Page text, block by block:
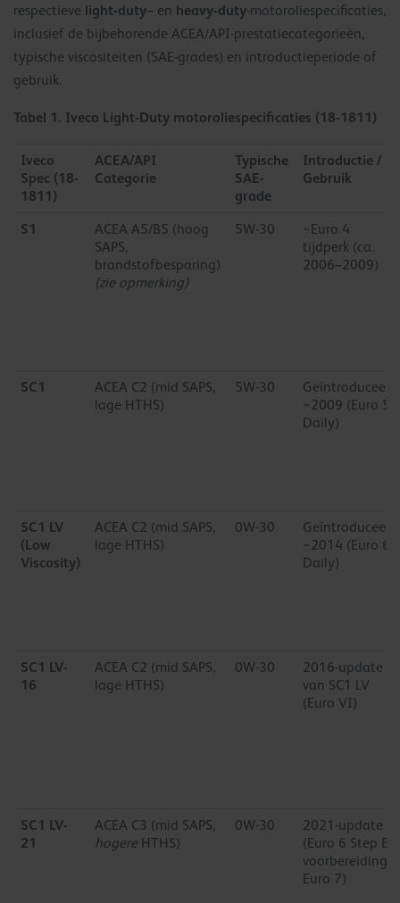
respectieve light-duty– en heavy-duty-motoroliespecificaties,
inclusief de bijbehorende ACEA/API-prestatiecategorieën,
typische viscositeiten (SAE-grades) en introductieperiode of
gebruik.
Tabel 1. Iveco Light-Duty motoroliespecificaties (18-1811)
Iveco
Spec (18-
1811)
ACEA/API
Categorie
Typische
SAE-
grade
Introductie /
Gebruik
S1
ACEA A5/B5 (hoog
SAPS,
brandstofbesparing)
(zie opmerking)
5W-30
~Euro 4
tijdperk (ca.
2006–2009)
SC1
ACEA C2 (mid SAPS,
lage HTHS)
5W-30
Geïntroduceerd
~2009 (Euro 5
Daily)
SC1 LV
(Low
Viscosity)
ACEA C2 (mid SAPS,
lage HTHS)
0W-30
Geïntroduceerd
~2014 (Euro 6
Daily)
SC1 LV-
16
ACEA C2 (mid SAPS,
lage HTHS)
0W-30
2016-update
van SC1 LV
(Euro VI)
SC1 LV-
21
ACEA C3 (mid SAPS,
hogereHTHS)
0W-30
2021-update
(Euro 6 Step E /
voorbereiding
Euro 7)